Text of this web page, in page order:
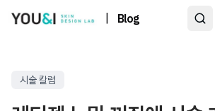
Blog
시술 칼럼